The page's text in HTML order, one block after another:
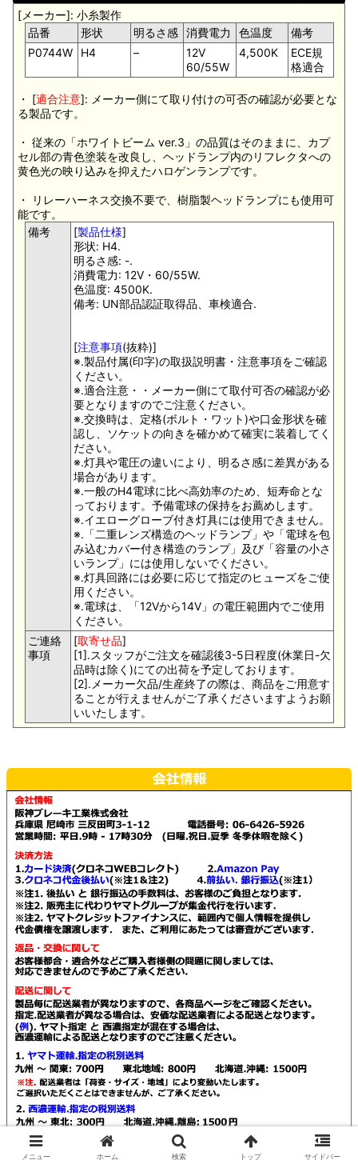
[メーカー]: 小糸製作
品番
形状 明るさ感 消費電力 色温度
備考
P0744W
H4 –
12V
60/55W
4,500K
ECE規
格適合
・ [適合注意]: メーカー側にて取り付けの可否の確認が必要とな
る製品です。
・ 従来の「ホワイトビーム ver.3」の品質はそのままに、カプ
セル部の青色塗装を改良し、ヘッドランプ内のリフレクタへの
黄色光の映り込みを抑えたハロゲンランプです。
・ リレーハーネス交換不要で、樹脂製ヘッドランプにも使用可
能です。
備考
[製品仕様]
形状: H4.
明るさ感: -.
消費電力: 12V・60/55W.
色温度: 4500K.
備考: UN部品認証取得品、車検適合.
[注意事項(抜粋)]
※.製品付属(印字)の取扱説明書・注意事項をご確認
ください。
※.適合注意・・メーカー側にて取付可否の確認が必
要となりますのでご注意ください。
※.交換時は、定格(ボルト・ワット)や口金形状を確
認し、ソケットの向きを確かめて確実に装着してく
ださい。
※.灯具や電圧の違いにより、明るさ感に差異がある
場合があります。
※.一般のH4電球に比べ高効率のため、短寿命とな
っております。予備電球の保持をお薦めします。
※.イエローグローブ付き灯具には使用できません。
※.「二重レンズ構造のヘッドランプ」や「電球を包
み込むカバー付き構造のランプ」及び「容量の小さ
いランプ」には使用しないでください。
※.灯具回路には必要に応じて指定のヒューズをご使
用ください。
※.電球は、「12Vから14V」の電圧範囲内でご使用
ください。
ご連絡
事項
[取寄せ品]
[1].スタッフがご注文を確認後3-5日程度(休業日-欠
品時は除く)にての出荷を予定しております。
[2].メーカー欠品/生産終了の際は、商品をご用意す
ることが行えませんがご了承くださいますようお願
いいたします。
© 2021 Kendall販売店 阪神ブレーキ工業.
メニュー ホーム 検索 トップ サイドバー